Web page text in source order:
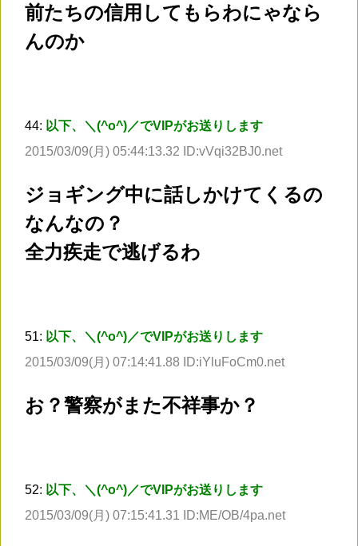
前たちの信用してもらわにゃなら
んのか
44: 以下、＼(^o^)／でVIPがお送りします
2015/03/09(月) 05:44:13.32 ID:vVqi32BJ0.net
ジョギング中に話しかけてくるの
なんなの？
全力疾走で逃げるわ
51: 以下、＼(^o^)／でVIPがお送りします
2015/03/09(月) 07:14:41.88 ID:iYluFoCm0.net
お？警察がまた不祥事か？
52: 以下、＼(^o^)／でVIPがお送りします
2015/03/09(月) 07:15:41.31 ID:ME/OB/4pa.net